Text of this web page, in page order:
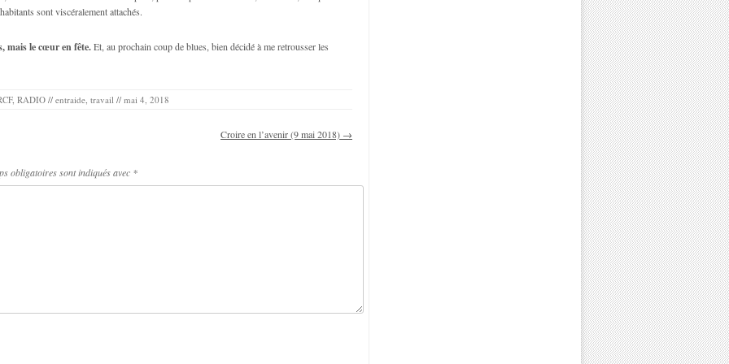
sont viscéralement attachés.
mais le cœur en fête.Et, au prochain coup de blues, bien décidé à me retrousser les
, RADIO // entraide travail // mai 4, 2018
Croire en l’avenir (9 mai 2018) →
obligatoires sont indiqués avec *